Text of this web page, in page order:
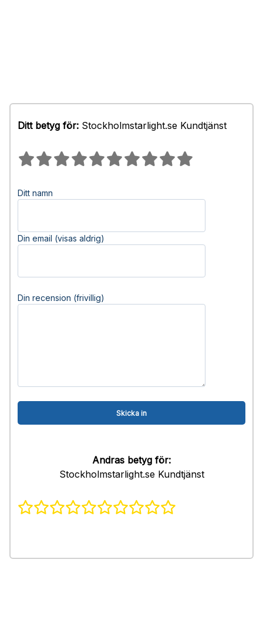
Ditt betyg för: Stockholmstarlight.se Kundtjänst
Ditt namn
Din email (visas aldrig)
Din recension (frivillig)
Andras betyg för:
Stockholmstarlight.se Kundtjänst